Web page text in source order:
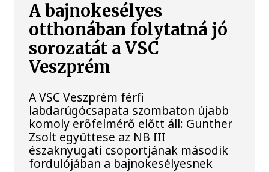
A bajnokesélyes
otthonában folytatná jó
sorozatát a VSC
Veszprém
A VSC Veszprém férfi
labdarúgócsapata szombaton újabb
komoly erőfelmérő előtt áll: Gunther
Zsolt együttese az NB III
északnyugati csoportjának második
fordulójában a bajnokesélyesnek